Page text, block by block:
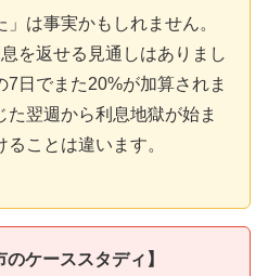
」は事実かもしれません。
を返せる見通しはありまし
日でまた20%が加算されま
翌週から利息地獄が始ま
ことは違います。
ケーススタディ】